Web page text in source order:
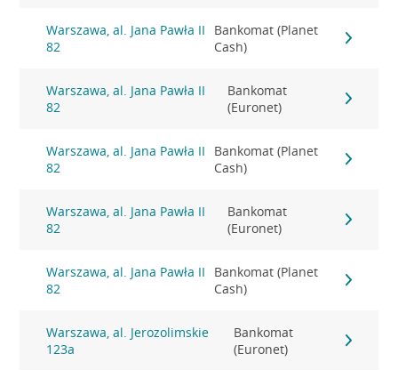
Warszawa, al. Jana Pawła II
82
Bankomat (Planet
Cash)
Warszawa, al. Jana Pawła II
82
Bankomat
(Euronet)
Warszawa, al. Jana Pawła II
82
Bankomat (Planet
Cash)
Warszawa, al. Jana Pawła II
82
Bankomat
(Euronet)
Warszawa, al. Jana Pawła II
82
Bankomat (Planet
Cash)
Warszawa, al. Jerozolimskie
123a
Bankomat
(Euronet)